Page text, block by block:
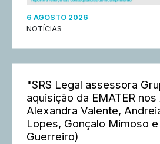
6 AGOSTO 2026
NOTÍCIAS
"SRS Legal assessora
aquisição da EMATER
Alexandra Valente,
Lopes, Gonçalo Mimoso
Guerreiro)